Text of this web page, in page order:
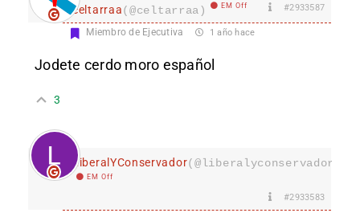
celtarraa(@celtarraa) EM Off #2933587
Miembro de Ejecutiva 1 año hace
Jodete cerdo moro español
3
LiberalYConservador
EM Off
#2933583